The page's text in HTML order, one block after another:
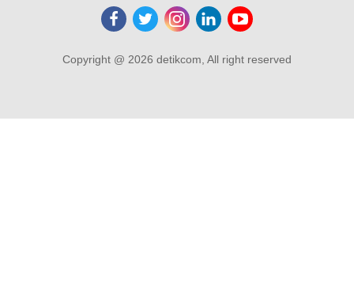
Copyright @ 2026 detikcom, All right reserved